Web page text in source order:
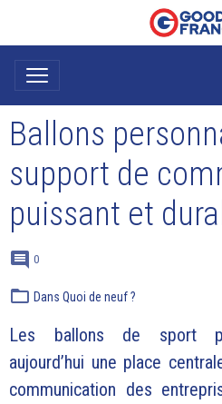
Ballons
support de
puissant et
0
Dans Quoi de neuf ?
Les ballons de sport
aujourd’hui une place
communication des